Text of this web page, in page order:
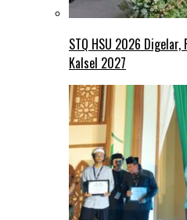
STQ HSU 2026 Digelar,
Kalsel 2027